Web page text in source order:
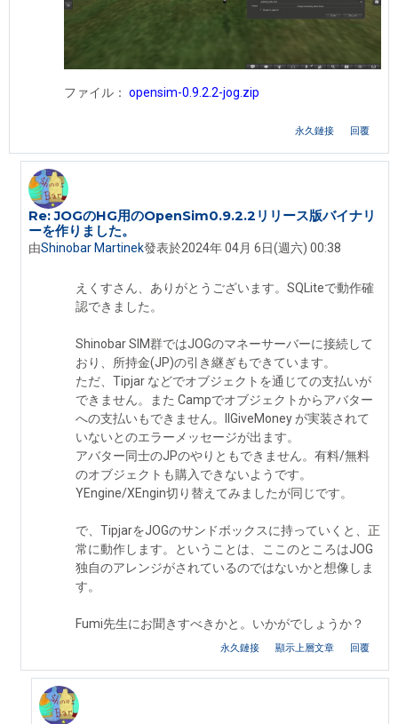
ファイル： opensim-0.9.2.2-jog.zip
永久鏈接 回覆
In reply to 堀田 海月
Re: JOGのHG用のOpenSim0.9.2.2リリース版バイナリ
ーを作りました。
由Shinobar Martinek發表於2024年 04月 6日(週六) 00:38
えくすさん、ありがとうございます。SQLiteで動作確
認できました。
Shinobar SIM群ではJOGのマネーサーバーに接続して
おり、所持金(JP)の引き継ぎもできています。
ただ、Tipjar などでオブジェクトを通じての支払いが
できません。また Campでオブジェクトからアバター
への支払いもできません。llGiveMoney が実装されて
いないとのエラーメッセージが出ます。
アバター同士のJPのやりともできません。有料/無料
のオブジェクトも購入できないようです。
YEngine/XEngin切り替えてみましたが同じです。
で、TipjarをJOGのサンドボックスに持っていくと、正
常に動作します。ということは、ここのところはJOG
独自のアレンジがされているのではないかと想像しま
す。
Fumi先生にお聞きすべきかと。いかがでしょうか？
永久鏈接 顯示上層文章 回覆